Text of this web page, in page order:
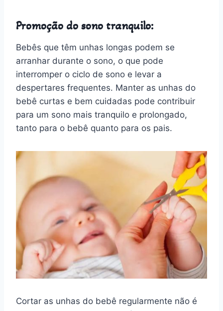
Promoção do sono tranquilo:
Bebês que têm unhas longas podem se
arranhar durante o sono, o que pode
interromper o ciclo de sono e levar a
despertares frequentes. Manter as unhas do
bebê curtas e bem cuidadas pode contribuir
para um sono mais tranquilo e prolongado,
tanto para o bebê quanto para os pais.
Cortar as unhas do bebê regularmente não é